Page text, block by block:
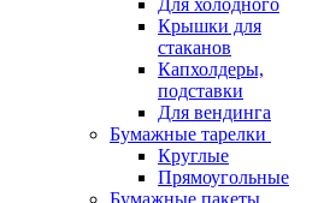
Для холодного
Крышки для
стаканов
Капхолдеры,
подставки
Для вендинга
Бумажные тарелки
Круглые
Прямоугольные
Бумажные пакеты